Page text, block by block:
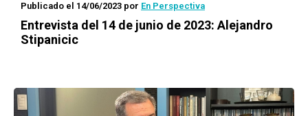
Publicado el 14/06/2023 por En Perspectiva
Entrevista del 14 de junio de 2023: Alejandro
Stipanicic